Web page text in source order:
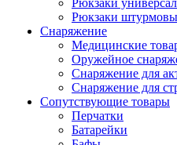
Рюкзаки
Рюкзаки
Снаряжение
Медицинские
Оружейное
Снаряжение для
Снаряжение для
Сопутствующие товары
Перчатки
Батарейки